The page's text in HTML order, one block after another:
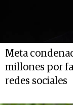
Meta
millones por
redes sociales